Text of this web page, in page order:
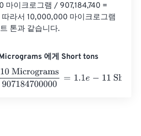
마이크로그램 / 907,184,740 =
따라서 10,000,000 마이크로그램
톤과 같습니다.
에게 Short tons
907184700000 1.1e - 11 Short